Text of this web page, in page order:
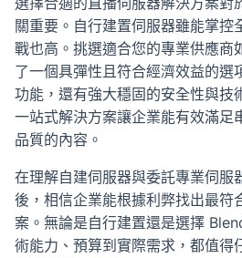
關重要。自行建置伺服器雖能掌控
戰也高。挑選適合您的專業供應
了一個具彈性且符合經濟效益的選
功能，還有強大穩固的安全性與
一站式解決方案讓企業能有效滿足
品質的內容。
在理解自建伺服器與委託專業伺服
後，相信企業能根據利弊找出最符
案。無論是自行建置還是選擇
術能力、預算到實際需求，都值得